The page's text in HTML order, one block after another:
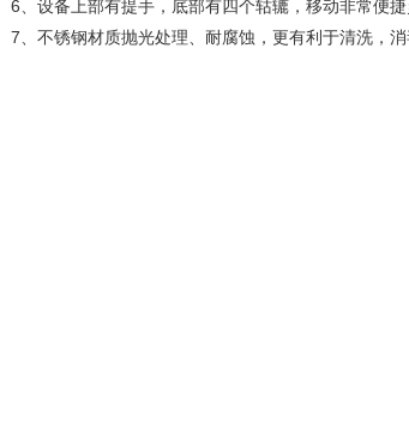
6、设备上部有提手，底部有四个轱辘，移动非常
7、不锈钢材质抛光处理、耐腐蚀，更有利于清洗，